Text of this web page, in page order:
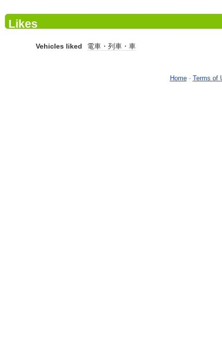
Likes
Vehicles liked 電車・列車・車
Home- Terms of